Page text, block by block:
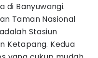
di Banyuwangi.
Taman Nasional
Stasiun
Ketapang. Kedua